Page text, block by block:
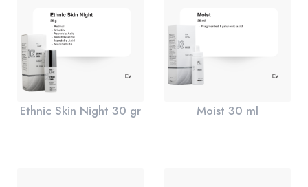
Ethnic Skin Night 30 gr Moist 30 ml